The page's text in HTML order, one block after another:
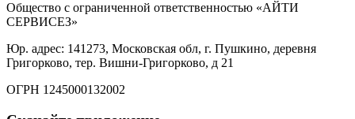
Общество с ограниченной ответственностью «АЙТИ
СЕРВИСЕЗ»
Юр. адрес: 141273, Московская обл, г. Пушкино, деревня
Григорково, тер. Вишни-Григорково, д 21
ОГРН 1245000132002